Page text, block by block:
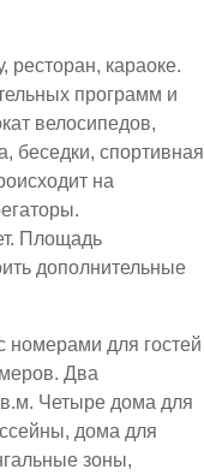
ресторан, караоке.
программ и
велосипедов,
беседки, спортивная
на
Площадь
дополнительные
номерами для гостей
Два
Четыре дома для
дома для
зоны,